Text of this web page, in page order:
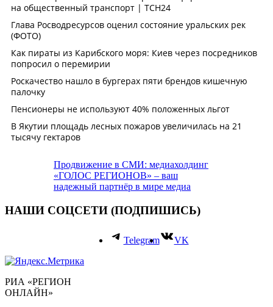
Продвижение в СМИ: медиахолдинг
«ГОЛОС РЕГИОНОВ» – ваш
надежный партнёр в мире медиа
НАШИ СОЦСЕТИ (ПОДПИШИСЬ)
Telegram VK
РИА «РЕГИОН
ОНЛАЙН»